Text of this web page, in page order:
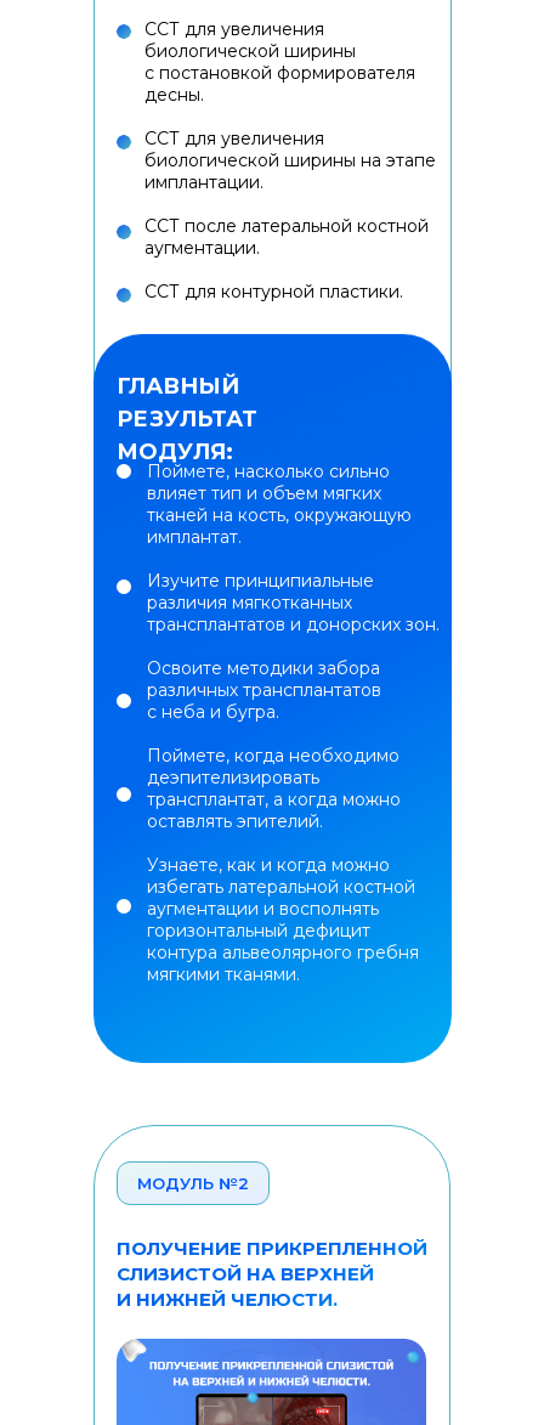
ГЛАВНЫЙ
РЕЗУЛЬТАТ
МОДУЛЯ:
Поймете, насколько сильно
влияет тип и объем мягких
тканей на кость, окружающую
имплантат.
Изучите принципиальные
различия мягкотканных
трансплантатов и донорских зон.
Освоите методики забора
различных трансплантатов
с неба и бугра.
Поймете, когда необходимо
деэпителизировать
трансплантат, а когда можно
оставлять эпителий.
Узнаете, как и когда можно
избегать латеральной костной
аугментации и восполнять
горизонтальный дефицит
контура альвеолярного гребня
мягкими тканями.
ССТ для увеличения
биологической ширины
с постановкой формирователя
десны.
ССТ для увеличения
биологической ширины на этапе
имплантации.
ССТ после латеральной костной
аугментации.
ССТ для контурной пластики.
ПОЛУЧЕНИЕ ПРИКРЕПЛЕННОЙ
СЛИЗИСТОЙ НА ВЕРХНЕЙ
И НИЖНЕЙ ЧЕЛЮСТИ.
МОДУЛЬ №2